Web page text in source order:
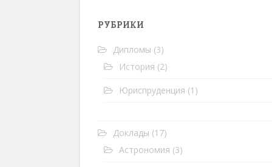
РУБРИКИ
Дипломы (3)
История (2)
Юриспруденция (1)
Доклады (17)
Астрономия (3)